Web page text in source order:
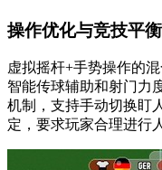
操作优化与竞技平衡
虚拟摇杆+手势操作的
智能传球辅助和射门力
机制，支持手动切换盯
定，要求玩家合理进行